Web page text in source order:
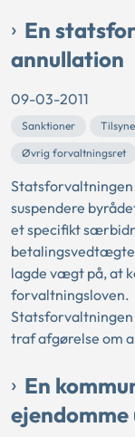
En
annullation
09-03-2011
Sanktioner
Øvrig forvaltningsret
Statsforvaltningen
suspendere
et specifikt
lagde vægt på, at
forvaltningsloven.
traf afgørelse om
En